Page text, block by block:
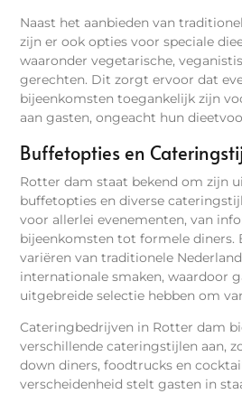
Naast het aanbieden van
zijn er ook opties voor speciale
waaronder vegetarische,
gerechten. Dit zorgt ervoor dat
bijeenkomsten toegankelijk zijn
aan gasten, ongeacht hun
Buffetopties en
Rotter dam staat bekend om zijn
buffetopties en diverse
voor allerlei evenementen, van
bijeenkomsten tot formele diners.
variëren van traditionele
internationale smaken, waardoor
uitgebreide selectie hebben om
Cateringbedrijven in Rotter dam
verschillende cateringstijlen aan,
down diners, foodtrucks en
verscheidenheid stelt gasten in